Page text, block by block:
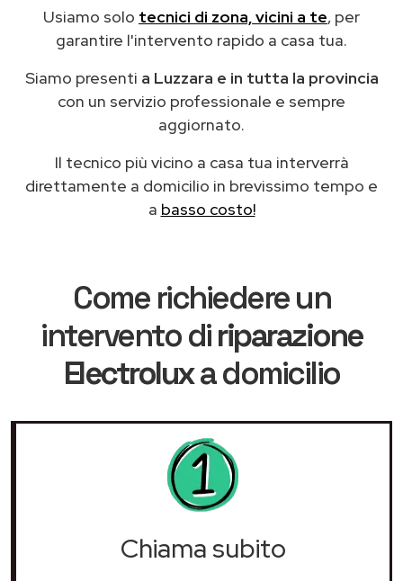
Usiamo solo tecnici di zona, vicini a te, per
garantire l'intervento rapido a casa tua.
Siamo presenti a Luzzara e in tutta la provincia
con un servizio professionale e sempre
aggiornato.
Il tecnico più vicino a casa tua interverrà
direttamente a domicilio in brevissimo tempo e
a basso costo!
Come richiedere un
intervento diriparazione
Electroluxa domicilio
Chiama subito